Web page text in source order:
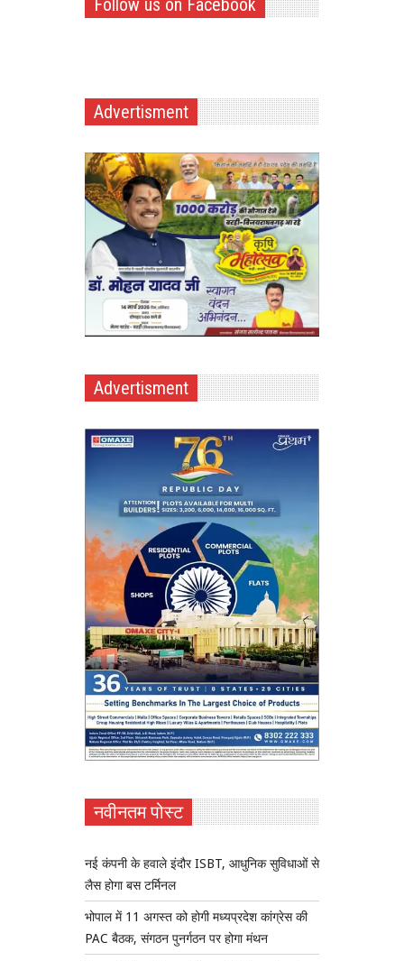
Advertisment
Advertisment
नवीनतम पोस्ट
नई कंपनी के हवाले इंदौर ISBT, आधुनिक सुविधाओं से
लैस होगा बस टर्मिनल
भोपाल में 11 अगस्त को होगी मध्यप्रदेश कांग्रेस की
PAC बैठक, संगठन पुनर्गठन पर होगा मंथन